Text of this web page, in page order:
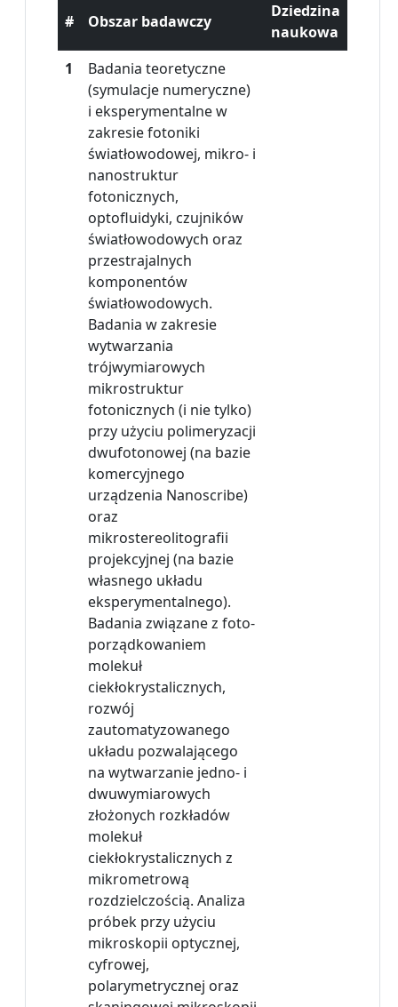
# Obszar badawczy
Dziedzina
naukowa
1
Badania teoretyczne
(symulacje numeryczne)
i eksperymentalne w
zakresie fotoniki
światłowodowej, mikro- i
nanostruktur
fotonicznych,
optofluidyki, czujników
światłowodowych oraz
przestrajalnych
komponentów
światłowodowych.
Badania w zakresie
wytwarzania
trójwymiarowych
mikrostruktur
fotonicznych (i nie tylko)
przy użyciu polimeryzacji
dwufotonowej (na bazie
komercyjnego
urządzenia Nanoscribe)
oraz
mikrostereolitografii
projekcyjnej (na bazie
własnego układu
eksperymentalnego).
Badania związane z foto-
porządkowaniem
molekuł
ciekłokrystalicznych,
rozwój
zautomatyzowanego
układu pozwalającego
na wytwarzanie jedno- i
dwuwymiarowych
złożonych rozkładów
molekuł
ciekłokrystalicznych z
mikrometrową
rozdzielczością. Analiza
próbek przy użyciu
mikroskopii optycznej,
cyfrowej,
polarymetrycznej oraz